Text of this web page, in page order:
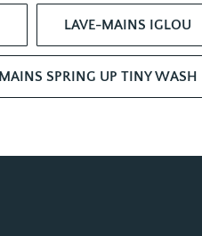
LAVE-MAINS IGLOU
SPRING UP TINY WASH